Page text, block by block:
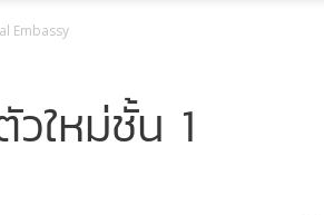
Embassy
ใหม่ชั้น 1